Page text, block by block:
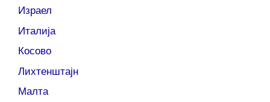
Израел
Италија
Косово
Лихтенштајн
Малта